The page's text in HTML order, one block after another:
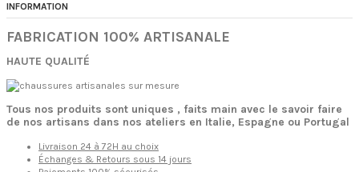
INFORMATION
FABRICATION 100% ARTISANALE
HAUTE QUALITÉ
Tous nos produits sont uniques , faits main avec le savoir faire
de nos artisans dans nos ateliers en Italie, Espagne ou Portugal
Livraison 24 à 72H au choix
Échanges & Retours sous 14 jours